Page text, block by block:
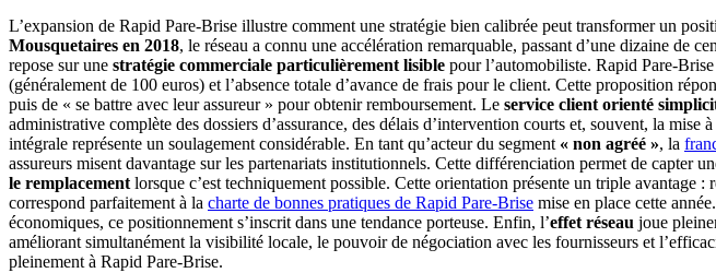
L’expansion de Rapid Pare-Brise illustre comment une stratégie bien calibrée peut transformer un
Mousquetaires en 2018, le réseau a connu une accélération remarquable, passant d’une dizaine de
repose sur une stratégie commerciale particulièrement lisible pour l’automobiliste. Rapid Pare-
(généralement de 100 euros) et l’absence totale d’avance de frais pour le client. Cette proposition
puis de « se battre avec leur assureur » pour obtenir remboursement. Le service client orienté
administrative complète des dossiers d’assurance, des délais d’intervention courts et, souvent, la
intégrale représente un soulagement considérable. En tant qu’acteur du segment « non agréé », la
assureurs misent davantage sur les partenariats institutionnels. Cette différenciation permet de capter
le remplacement lorsque c’est techniquement possible. Cette orientation présente un triple avantage
correspond parfaitement à la charte de bonnes pratiques de Rapid Pare-Brise mise en place cette
économiques, ce positionnement s’inscrit dans une tendance porteuse. Enfin, l’effet réseau joue
améliorant simultanément la visibilité locale, le pouvoir de négociation avec les fournisseurs et
pleinement à Rapid Pare-Brise.